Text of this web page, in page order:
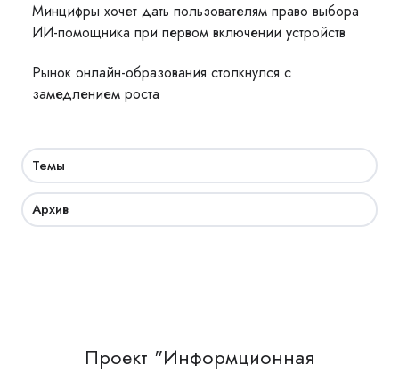
Минцифры хочет дать пользователям право выбора
ИИ-помощника при первом включении устройств
Рынок онлайн-образования столкнулся с
замедлением роста
Темы
Архив
Проект "Информционная